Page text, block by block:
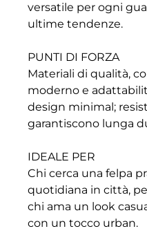
versatile per ogni
ultime tendenze.
PUNTI DI FORZA
Materiali di qualità,
moderno e
design minimal;
garantiscono lunga
IDEALE PER
Chi cerca una felpa
quotidiana in città,
chi ama un look
con un tocco urban.